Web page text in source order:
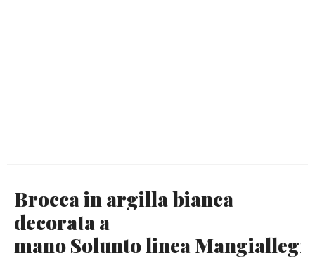
Brocca in argilla bianca
decorata a
mano Solunto linea